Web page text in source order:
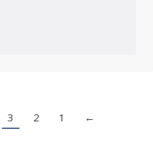
←
1
2
3